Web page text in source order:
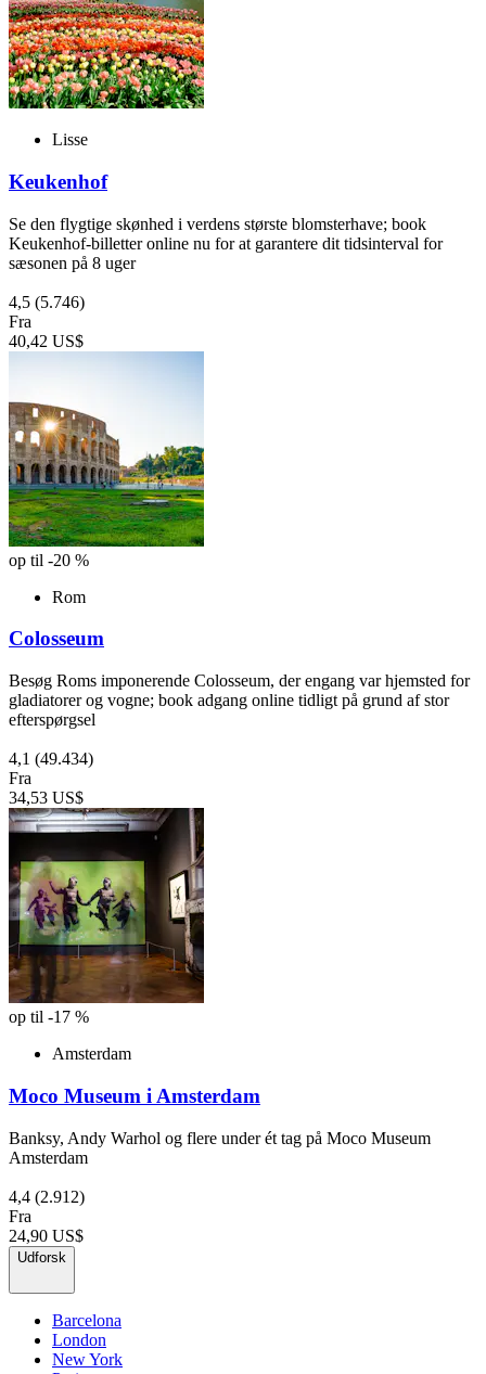
Lisse
Keukenhof
Se den flygtige skønhed i verdens største blomsterhave; book
Keukenhof-billetter online nu for at garantere dit tidsinterval for
sæsonen på 8 uger
4,5 (5.746)
Fra
40,42 US$
op til -20 %
Rom
Colosseum
Besøg Roms imponerende Colosseum, der engang var hjemsted for
gladiatorer og vogne; book adgang online tidligt på grund af stor
efterspørgsel
4,1 (49.434)
Fra
34,53 US$
op til -17 %
Amsterdam
Moco Museum i Amsterdam
Banksy, Andy Warhol og flere under ét tag på Moco Museum
Amsterdam
4,4 (2.912)
Fra
24,90 US$
Udforsk
Barcelona
London
New York